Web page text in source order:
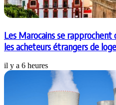
Les Marocains se
les acheteurs étrangers de
il y a 6 heures